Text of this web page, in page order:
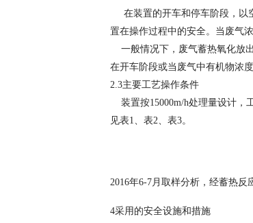
在装置的开车和停车阶段，以
置在操作过程中的安全。当废气
一般情况下，废气蓄热氧化放
在开车阶段或当废气中有机物浓
2.3主要工艺操作条件
装置按15000m/h处理量设计，
见表1、表2、表3。
2016年6-7月取样分析，经蓄热反
4采用的安全设施和措施